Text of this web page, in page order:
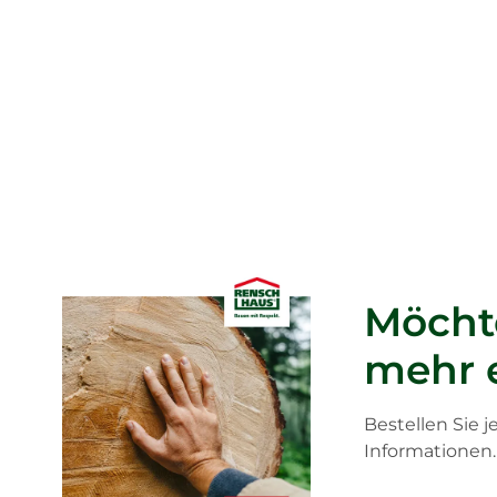
mehr
Bestellen Sie
Informationen.
natur
Noch mehr
(optional)